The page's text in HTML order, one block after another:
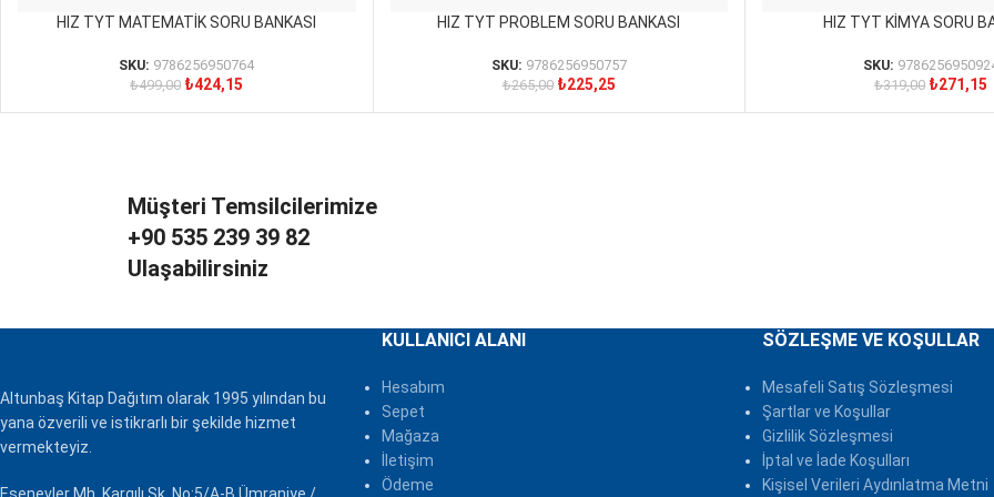
SEPETE EKLE
HIZ TYT MATEMATİK SORU BANKASI
SKU: 9786256950764
₺499,00 ₺424,15
SEPETE EKLE
HIZ TYT PROBLEM SORU BANKASI
SKU: 9786256950757
₺265,00 ₺225,25
SEPETE EKLEHIZ TYT KİMYA SORU
SKU:
₺319,00 ₺271,15
Müşteri Temsilcilerimize
+90 535 239 39 82
Ulaşabilirsiniz
Altunbaş Kitap Dağıtım olarak 1995 yılından bu
yana özverili ve istikrarlı bir şekilde hizmet
vermekteyiz.
Esenevler Mh. Kargılı Sk. No:5/A-B Ümraniye /
KULLANICI ALANI
Hesabım
Sepet
Mağaza
İletişim
Ödeme
SÖZLEŞME VE KOŞULLAR
Mesafeli Satış Sözleşmesi
Şartlar ve Koşullar
Gizlilik Sözleşmesi
İptal ve İade Koşulları
Kişisel Verileri Aydınlatma Metni